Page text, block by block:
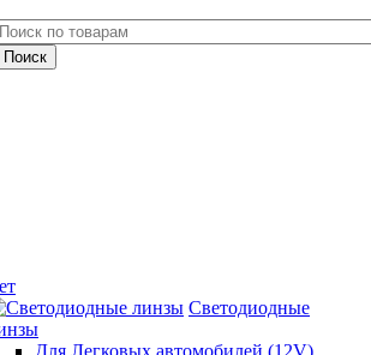
Светодиодные
Для Легковых автомобилей (12V)